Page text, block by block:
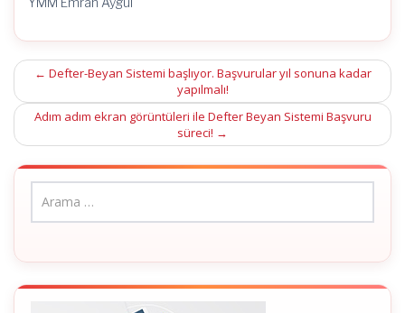
Post
navigation
← Defter-Beyan Sistemi başlıyor. Başvurular yıl sonuna kadar
yapılmalı!
Adım adım ekran görüntüleri ile Defter Beyan Sistemi Başvuru
süreci! →